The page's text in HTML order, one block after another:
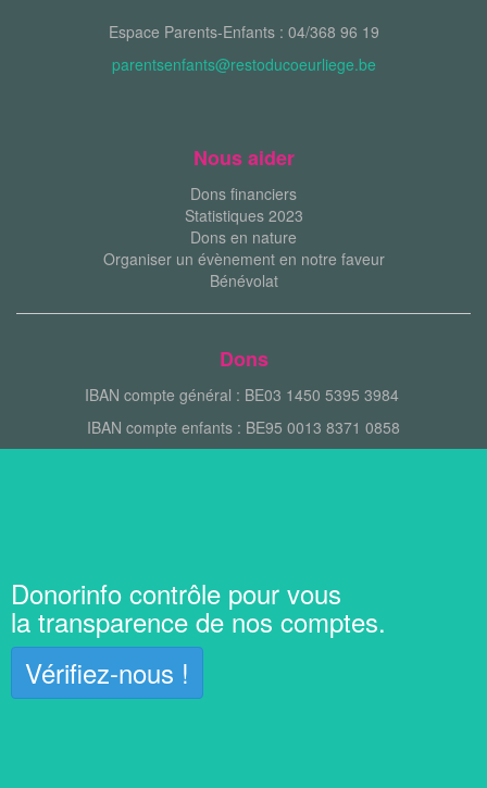
Espace Parents-Enfants : 04/368 96 19
parentsenfants@restoducoeurliege.be
Nous aider
Dons financiers
Statistiques 2023
Dons en nature
Organiser un évènement en notre faveur
Bénévolat
Dons
IBAN compte général : BE03 1450 5395 3984
IBAN compte enfants : BE95 0013 8371 0858
Donorinfo contrôle pour vous
la transparence de nos comptes.
Vérifiez-nous !